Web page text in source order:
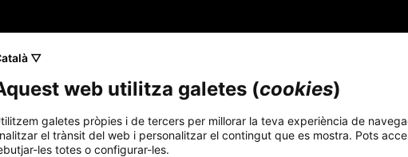
▽
web utilitza galetes (cookies)
galetes pròpies i de tercers per millorar la teva experiència de
el trànsit del web i personalitzar el contingut que es mostra. Pots
les totes o configurar-les.